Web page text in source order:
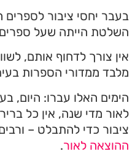
בעבר יחסי ציבור לספרים
השלטת הייתה שעל
אין צורך לדחוף אותם,
מלבד ממדורי הספרות
הימים האלו עברו: היום,
לאור מדי שנה, אין כל
ציבור כדי להתבלט –
ההוצאה לאור.